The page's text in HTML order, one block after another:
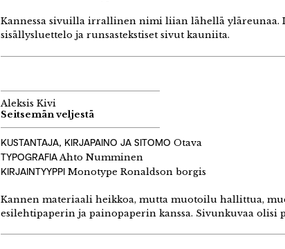
Kannessa sivuilla irrallinen nimi liian lähellä yläreunaa.
sisällysluettelo ja runsastekstiset sivut kauniita.
Aleksis Kivi
Seitsemän veljestä
KUSTANTAJA, KIRJAPAINO JA SITOMO Otava
TYPOGRAFIAAhto Numminen
KIRJAINTYYPPI Monotype Ronaldson borgis
Kannen materiaali heikkoa, mutta muotoilu hallittua,
esilehtipaperin ja painopaperin kanssa. Sivunkuvaa